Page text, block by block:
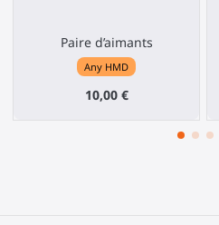
Paire d’aimants
Any HMD
10,00 €